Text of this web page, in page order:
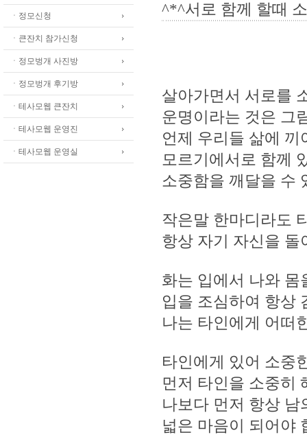
ㆍ정모신청
ㆍ큰잔치 참가신청
ㆍ정모벙개 사진방
ㆍ정모벙개 후기방
ㆍ테사모웹 큰잔치
ㆍ테사모웹 운영진
ㆍ테사모웹 운영실
^*^서로 함께 할때
살아가면서 서로를
운명이라는 것은 그
언제 우리들 삶에
모르기에서로 함께
소중함을 깨달을 수
작은말 한마디라도
항상 자기 자신을 돌
화는 입에서 나와 몸
입을 조심하여 항상
나는 타인에게 어떠
타인에게 있어 소중
먼저 타인을 소중히
나보다 먼저 항상
넓은 마음이 되어야